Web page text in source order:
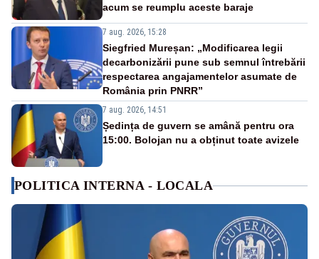
acum se reumplu aceste baraje
7 aug. 2026, 15:28
Siegfried Mureșan: „Modificarea legii
decarbonizării pune sub semnul întrebării
respectarea angajamentelor asumate de
România prin PNRR”
7 aug. 2026, 14:51
Ședința de guvern se amână pentru ora
15:00. Bolojan nu a obținut toate avizele
POLITICA INTERNA - LOCALA